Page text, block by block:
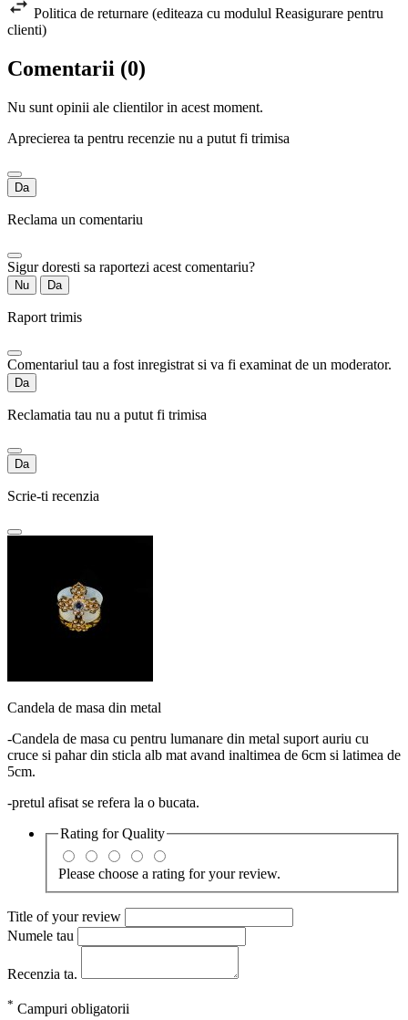
Politica de returnare (editeaza cu modulul Reasigurare pentru
clienti)
Comentarii (0)
Nu sunt opinii ale clientilor in acest moment.
Aprecierea ta pentru recenzie nu a putut fi trimisa
Da
Reclama un comentariu
Sigur doresti sa raportezi acest comentariu?
Nu Da
Raport trimis
Comentariul tau a fost inregistrat si va fi examinat de un moderator.
Da
Reclamatia tau nu a putut fi trimisa
Da
Scrie-ti recenzia
Candela de masa din metal
-Candela de masa cu pentru lumanare din metal suport auriu cu
cruce si pahar din sticla alb mat avand inaltimea de 6cm si latimea de
5cm.
-pretul afisat se refera la o bucata.
Rating forQuality
Please choose a rating for your review.
Title of your review
Numele tau
Recenzia ta.
* Campuri obligatorii